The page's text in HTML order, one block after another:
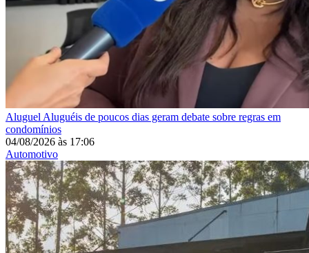
Aluguel Aluguéis de poucos dias geram debate sobre regras em
condomínios
04/08/2026 às 17:06
Automotivo